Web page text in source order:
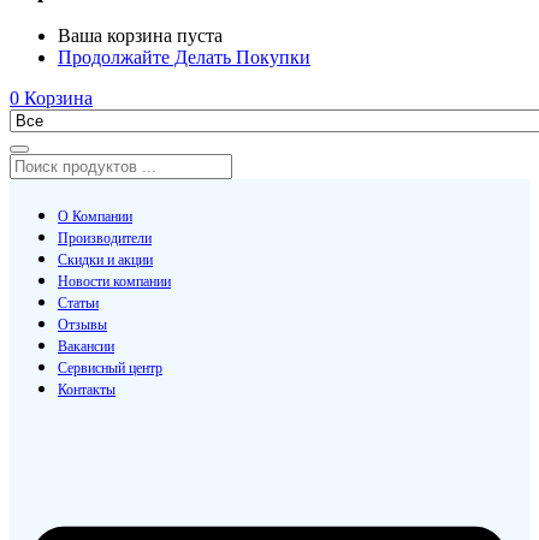
Ваша корзина пуста
Продолжайте Делать Покупки
0 Корзина
О Компании
Производители
Скидки и акции
Новости компании
Статьи
Отзывы
Вакансии
Сервисный центр
Контакты